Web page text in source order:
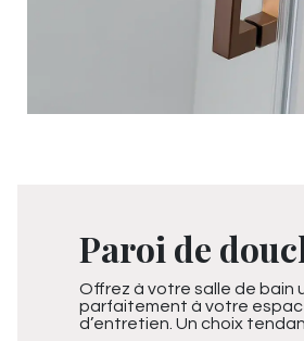
Paroi de
Offrez à votre salle de bain
parfaitement à votre
d’entretien. Un choix